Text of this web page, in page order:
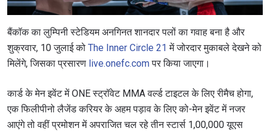
बैंकॉक का लुम्पिनी स्टेडियम अनगिनत शानदार पलों का गवाह बना है और
शुक्रवार, 10 जुलाई को The Inner Circle 21 में जोरदार मुकाबले देखने को
मिलेंगे, जिसका प्रसारण live.onefc.comपर किया जाएगा।
कार्ड के मेन इवेंट में ONE स्ट्रॉवेट MMA वर्ल्ड टाइटल के लिए रीमैच होगा,
एक फिलीपीनो लैजेंड करियर के अहम पड़ाव के लिए को-मेन इवेंट में नजर
आएंगे तो वहीं प्रमोशन में अपराजित चल रहे तीन स्टार्स 1,00,000 यूएस